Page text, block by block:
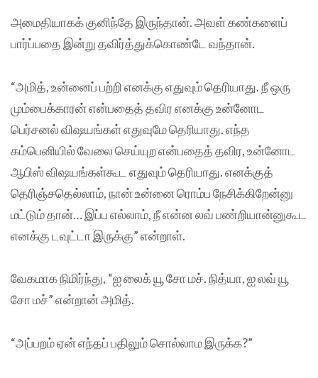
அமைதியாகக் குனிந்தே இருந்தான். அவள் கண்களைப்
பார்ப்பதை இன்று தவிர்த்துக்கொண்டே வந்தான்.
“அமித், உன்னைப் பற்றி எனக்கு எதுவும் தெரியாது. நீ ஒரு
மும்பைக்காரன் என்பதைத் தவிர எனக்கு உன்னோட
பெர்சனல் விஷயங்கள் எதுவுமே தெரியாது. எந்த
கம்பெனியில் வேலை செய்யுற என்பதைத் தவிர, உன்னோட
ஆபிஸ் விஷயங்கள்கூட எதுவும் தெரியாது. எனக்குத்
தெரிஞ்சதெல்லாம், நான் உன்னை ரொம்ப நேசிக்கிறேன்னு
மட்டும் தான்… இப்ப எல்லாம், நீ என்ன லவ் பண்றியான்னுகூட
எனக்கு டவுட்டா இருக்கு” என்றாள்.
வேகமாக நிமிர்ந்து, “ஐ லைக் யூ சோ மச். நித்யா, ஐ லவ் யூ
சோ மச்” என்றான் அமித்.
“அப்பறம் ஏன் எந்தப் பதிலும் சொல்லாம இருக்க?”